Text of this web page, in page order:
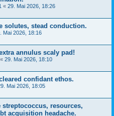
« 29. Mai 2026, 18:26
solutes, stead conduction.
Mai 2026, 18:16
annulus scaly pad!
« 29. Mai 2026, 18:10
confidant ethos.
Mai 2026, 18:05
streptococcus, resources,
acquisition headache.